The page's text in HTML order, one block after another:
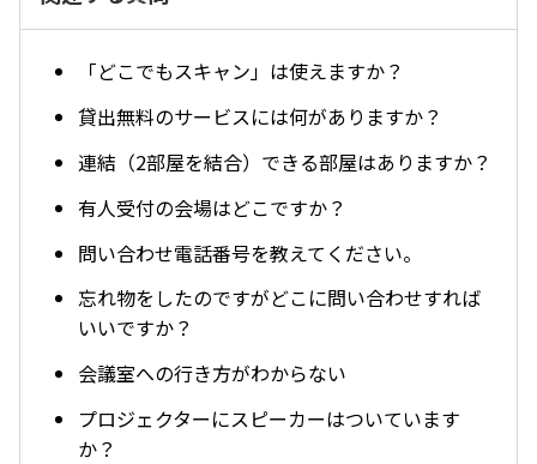
「どこでもスキャン」は使えますか？
貸出無料のサービスには何がありますか？
連結（2部屋を結合）できる部屋はありますか？
有人受付の会場はどこですか？
問い合わせ電話番号を教えてください。
忘れ物をしたのですがどこに問い合わせすれば
いいですか？
会議室への行き方がわからない
プロジェクターにスピーカーはついています
か？